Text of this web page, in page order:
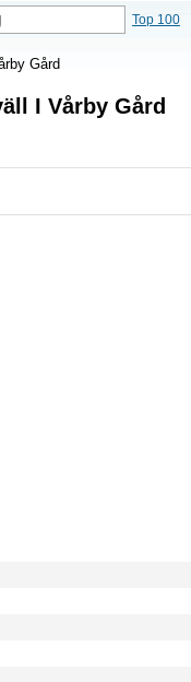
Top 100
Gård
I Vårby Gård